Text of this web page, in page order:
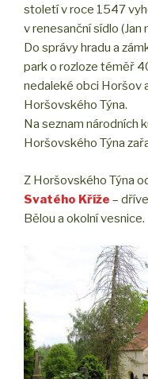
století v roce 1547
v renesanční sídlo (Jan
Do správy hradu a
park o rozloze téměř
nedaleké obci Horšov
Horšovského Týna.
Na seznam národních
Horšovského Týna
Z Horšovského Týna
Svatého Kříže –
Bělou a okolní vesnice.